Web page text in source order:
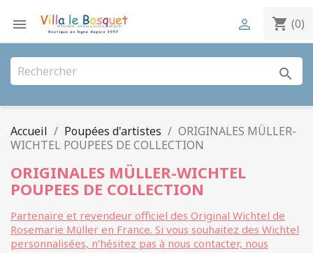
 shopping_cart (0)

search
Accueil Poupées d'artistes
ORIGINALES MÜLLER-
WICHTEL POUPEES DE COLLECTION
ORIGINALES MÜLLER-WICHTEL
POUPEES DE COLLECTION
Partenaire et revendeur officiel des Original Wichtel de
Rosemarie Müller en France. Si vous souhaitez des Wichtel
personnalisées, n'hésitez pas à nous contacter, nous